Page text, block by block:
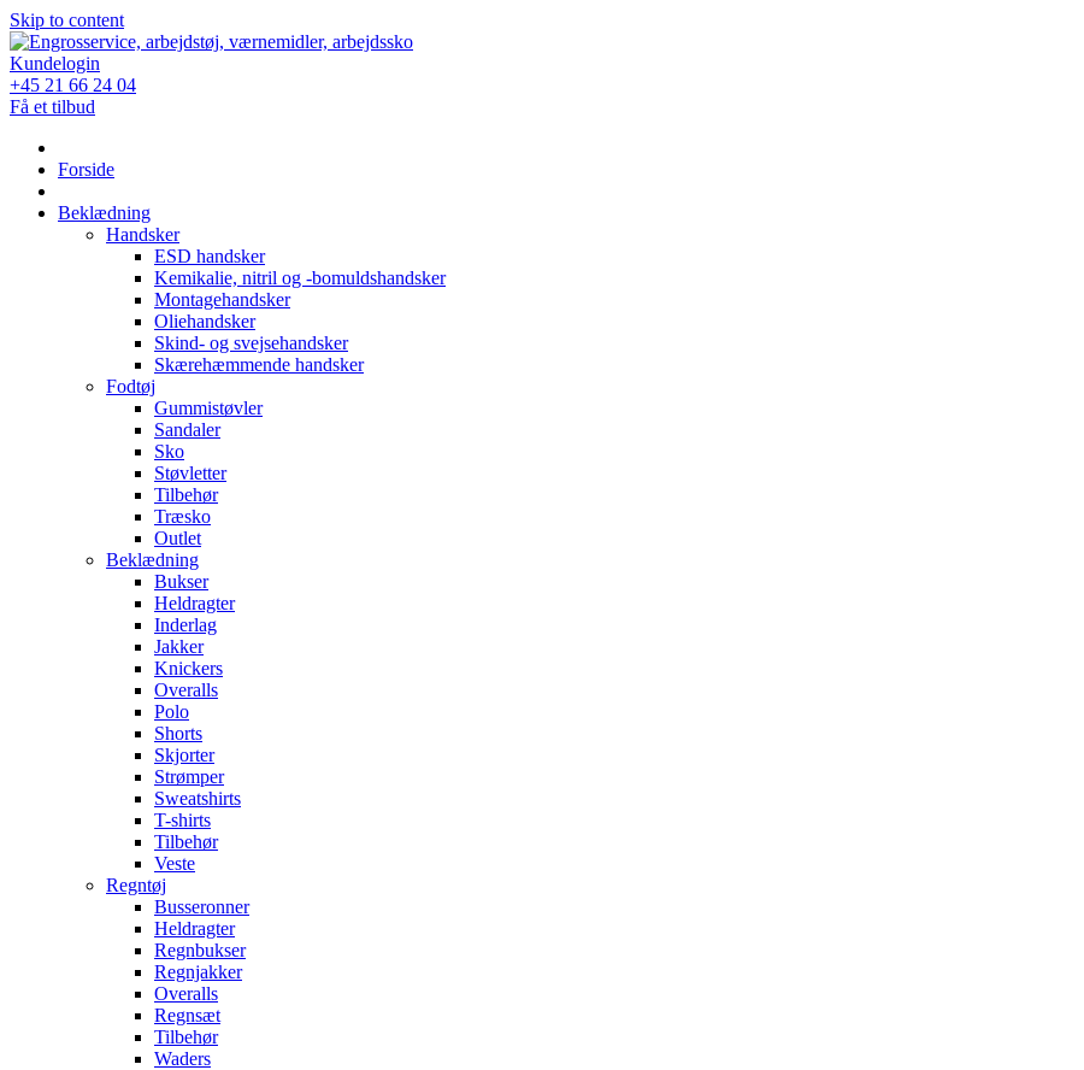
Skip to content
Kundelogin
+45 21 66 24 04
Få et tilbud
Forside
Beklædning
Handsker
ESD handsker
Kemikalie, nitril og -bomuldshandsker
Montagehandsker
Oliehandsker
Skind- og svejsehandsker
Skærehæmmende handsker
Fodtøj
Gummistøvler
Sandaler
Sko
Støvletter
Tilbehør
Træsko
Outlet
Beklædning
Bukser
Heldragter
Inderlag
Jakker
Knickers
Overalls
Polo
Shorts
Skjorter
Strømper
Sweatshirts
T-shirts
Tilbehør
Veste
Regntøj
Busseronner
Heldragter
Regnbukser
Regnjakker
Overalls
Regnsæt
Tilbehør
Waders